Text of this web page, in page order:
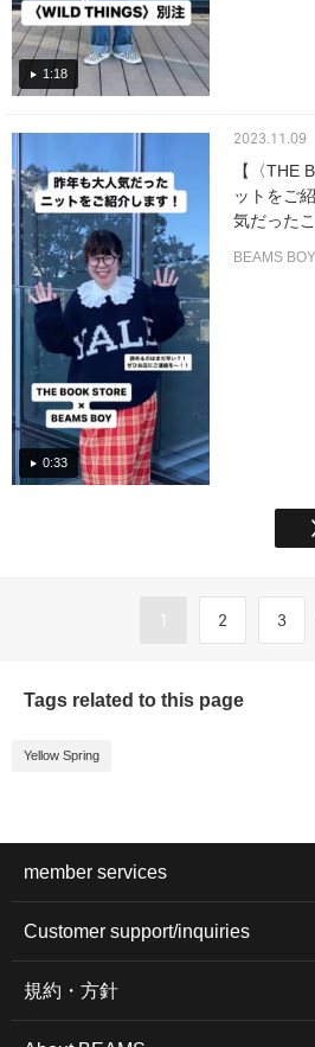
1:18
0:33
2023.11.09
【〈THE
ットをご
気だった
BEAMS BOY
1 2 3
Tags related to this page
Yellow Spring
member services
Customer support/inquiries
規約・方針